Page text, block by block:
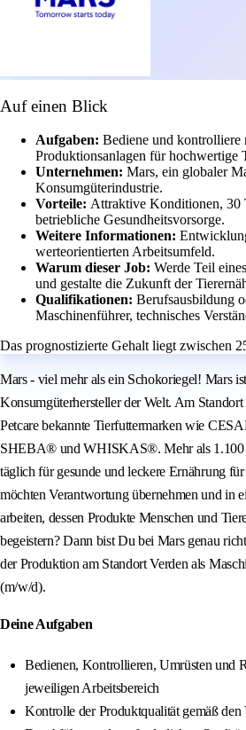
Auf einen Blick
Aufgaben: Bediene und kontrolliere
Produktionsanlagen für hochwertige
Unternehmen: Mars, ein globaler
Konsumgüterindustrie.
Vorteile: Attraktive Konditionen, 30
betriebliche Gesundheitsvorsorge.
Weitere Informationen:
werteorientierten Arbeitsumfeld.
Warum dieser Job: Werde Teil
und gestalte die Zukunft der
Qualifikationen: Berufsausbildung
Maschinenführer, technisches
Das prognostizierte Gehalt liegt zwischen
Mars - viel mehr als ein Schokoriegel! Mars
Konsumgüterhersteller der Welt. Am
Petcare bekannte Tierfuttermarken wie
SHEBA® und WHISKAS®. Mehr als 1.100
täglich für gesunde und leckere Ernährung
möchten Verantwortung übernehmen und in
arbeiten, dessen Produkte Menschen und
begeistern? Dann bist Du bei Mars genau
der Produktion am Standort Verden als
(m/w/d).
Deine Aufgaben
Bedienen, Kontrollieren, Umrüsten und
jeweiligen Arbeitsbereich
Kontrolle der Produktqualität gemäß den